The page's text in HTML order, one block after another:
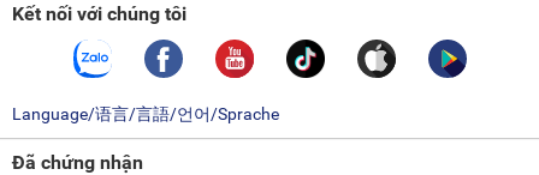
Kết nối với chúng tôi
Language/语言/言語/언어/Sprache
Đã chứng nhận